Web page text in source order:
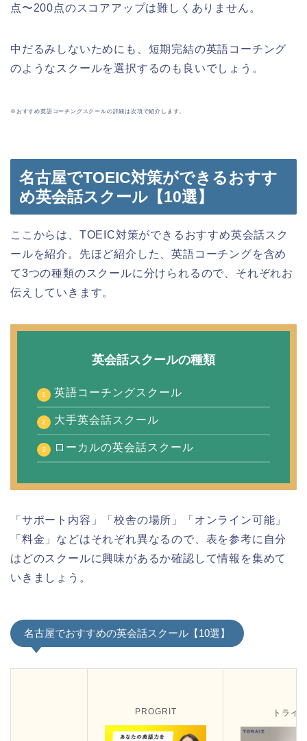
点〜200点のスコアアップは難しくありません。
中だるみしないためにも、短期完結の英語コーチング
のようなスクールを選択するのも良いでしょう。
※おすすめ英語コーチングスクールの詳細は次項で紹介します。
名古屋でTOEIC対策ができるおすす
め英会話スクール【10選】
ここからは、TOEIC対策ができるおすすめ英会話スク
ールを紹介。先ほど紹介した、英語コーチングを含め
て3つの種類のスクールに分けられるので、それぞれお
伝えしていきます。
英会話スクールの種類
英語コーチングスクール
大手英会話スクール
ローカルの英会話スクール
「サポート内容」「校舎の場所」「オンライン可能」
「料金」などはそれぞれ異なるので、表を参考に自分
はどのスクールに興味があるか確認して情報を集めて
いきましょう。
名古屋でおすすめの英会話スクール【10選】
PROGRIT トライ